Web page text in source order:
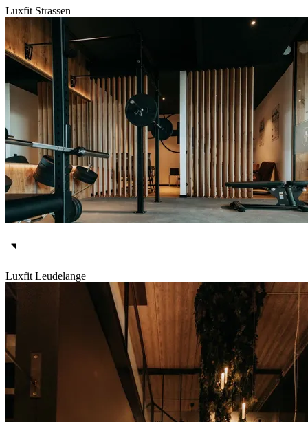
Luxfit Strassen
Luxfit Leudelange